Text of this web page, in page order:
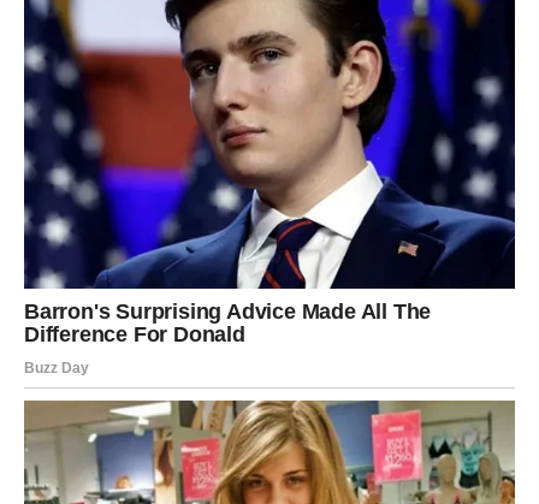
smanjiti potrebu za nezdravim grickalicama tokom dana. Ipak,
važno je naglasiti da sadrže prirodne šećere, pa pretjerivanje
može imati suprotan efekat.